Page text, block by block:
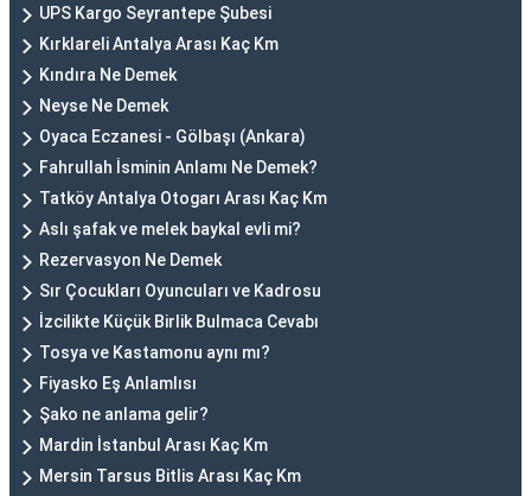
UPS Kargo Seyrantepe Şubesi
Kırklareli Antalya Arası Kaç Km
Kındıra Ne Demek
Neyse Ne Demek
Oyaca Eczanesi - Gölbaşı (Ankara)
Fahrullah İsminin Anlamı Ne Demek?
Tatköy Antalya Otogarı Arası Kaç Km
Aslı şafak ve melek baykal evli mi?
Rezervasyon Ne Demek
Sır Çocukları Oyuncuları ve Kadrosu
İzcilikte Küçük Birlik Bulmaca Cevabı
Tosya ve Kastamonu aynı mı?
Fiyasko Eş Anlamlısı
Şako ne anlama gelir?
Mardin İstanbul Arası Kaç Km
Mersin Tarsus Bitlis Arası Kaç Km